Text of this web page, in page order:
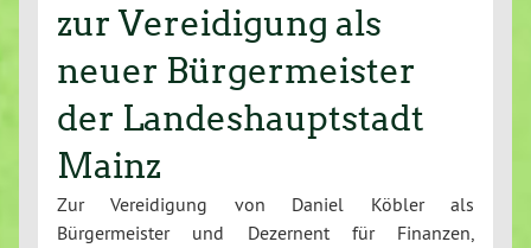
zur Vereidigung als
neuer Bürgermeister
der Landeshauptstadt
Mainz
Zur Vereidigung von Daniel Köbler als
Bürgermeister und Dezernent für Finanzen,